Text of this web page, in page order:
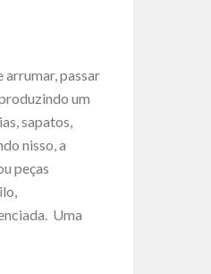
arrumar, passar
um
sapatos,
nisso, a
peças
Uma